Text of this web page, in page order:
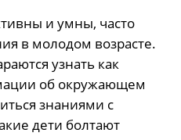
и умны, часто
в молодом возрасте.
узнать как
об окружающем
знаниями с
дети болтают